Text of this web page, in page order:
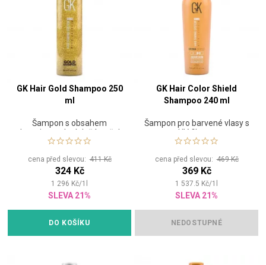
GK Hair Gold Shampoo 250
ml
Šampon s obsahem
Juvexinu a zlatých částeček
cena před slevou:411 Kč
324 Kč
1 296 Kč/1
SLEVA 21%
DO KOŠÍKU
GK Hair Color Shield
Shampoo 240 ml
Šampon pro barvené vlasy s
UV filtrem
cena před slevou:469 Kč
369 Kč
1 537.5 Kč/1
SLEVA 21%
NEDOSTUPNÉ